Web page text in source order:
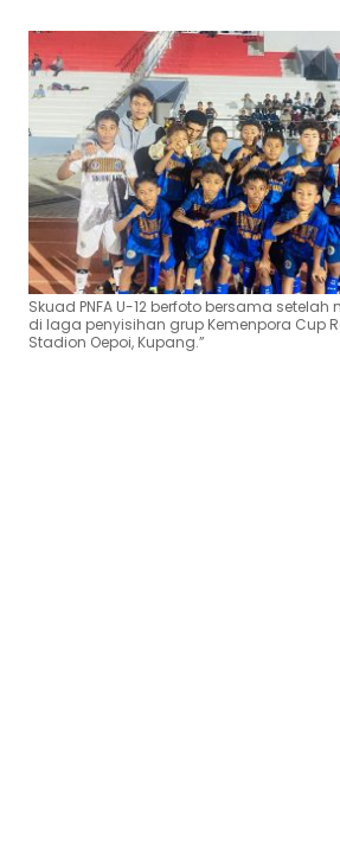
Skuad PNFA U-12 berfoto bersama
di laga penyisihan grup Kemenpora Cup
Stadion Oepoi, Kupang.”